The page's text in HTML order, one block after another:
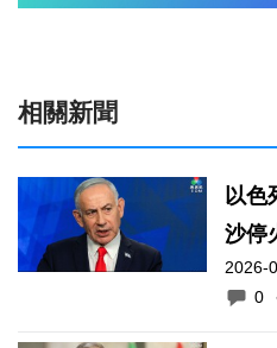
相關新聞
以色
沙停
2026-
0